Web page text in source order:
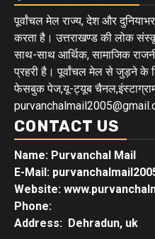
पूर्वांचल मेल राज्य, देश और
करता है। उत्तराखण्ड की लोक
साथ-साथ आर्थिक, सामाजिक
प्रहरी है। पूर्वांचल मेल से जुड़ने के
फेसबुक पेज,यू-ट्यूब
CONTACT US
Name: Purvanchal Mail
E-Mail:
Website:
Phone:
Address: Dehradun, uk